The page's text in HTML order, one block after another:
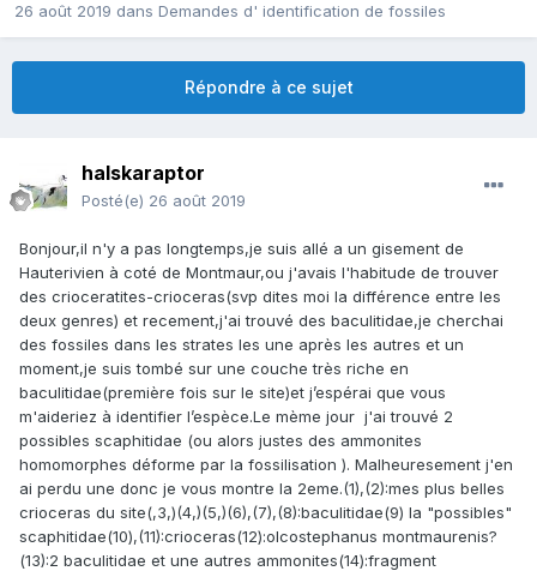
26 août 2019 dans Demandes d' identification de fossiles
Répondre à ce sujet
halskaraptor
Posté(e) 26 août 2019
Bonjour,il n'y a pas longtemps,je suis allé a un gisement de
Hauterivien à coté de Montmaur,ou j'avais l'habitude de trouver
des crioceratites-crioceras(svp dites moi la différence entre les
deux genres) et recement,j'ai trouvé des baculitidae,je cherchai
des fossiles dans les strates les une après les autres et un
moment,je suis tombé sur une couche très riche en
baculitidae(première fois sur le site)et j’espérai que vous
m'aideriez à identifier l’espèce.Le mème jour j'ai trouvé 2
possibles scaphitidae (ou alors justes des ammonites
homomorphes déforme par la fossilisation ). Malheuresement j'en
ai perdu une donc je vous montre la 2eme.(1),(2):mes plus belles
crioceras du site(,3,)(4,)(5,)(6),(7),(8):baculitidae(9) la "possibles"
scaphitidae(10),(11):crioceras(12):olcostephanus montmaurenis?
(13):2 baculitidae et une autres ammonites(14):fragment